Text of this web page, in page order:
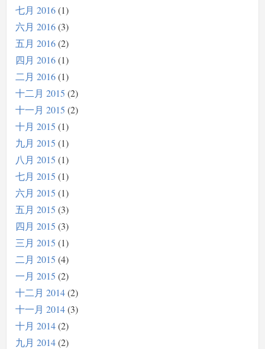
七月 2016 1
六月 2016 3
五月 2016 2
四月 2016 1
二月 2016 1
十二月 2015 2
十一月 2015 2
十月 2015 1
九月 2015 1
八月 2015 1
七月 2015 1
六月 2015 1
五月 2015 3
四月 2015 3
三月 2015 1
二月 2015 4
一月 2015 2
十二月 2014 2
十一月 2014 3
十月 2014 2
九月 2014 2